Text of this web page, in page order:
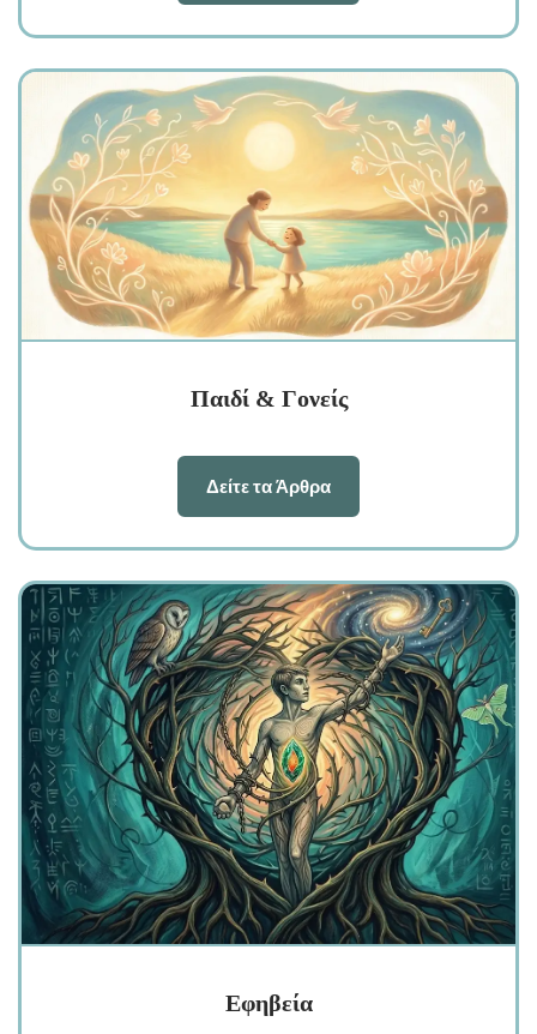
Παιδί & Γονείς
Δείτε τα Άρθρα
Εφηβεία